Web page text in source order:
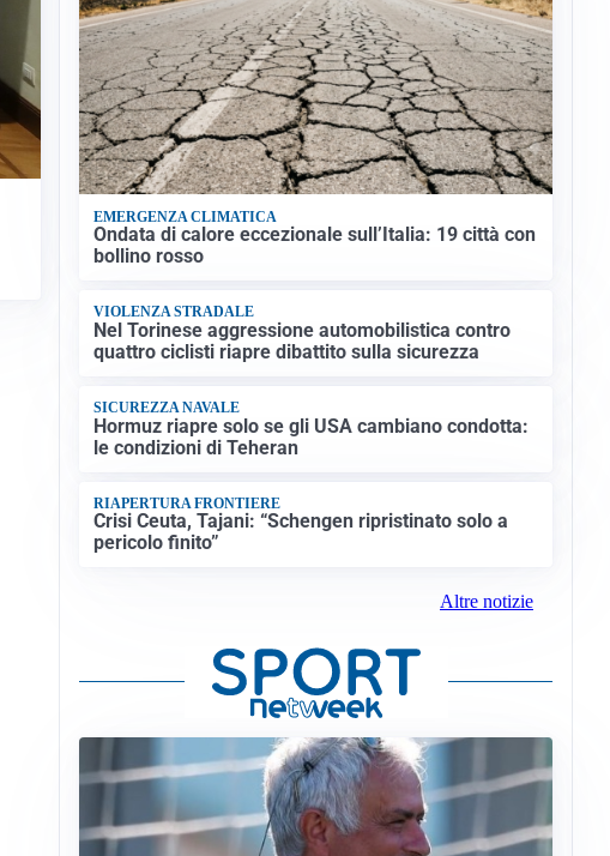
EMERGENZA CLIMATICA
Ondata di calore eccezionale sull’Italia: 19 città con
bollino rosso
VIOLENZA STRADALE
Nel Torinese aggressione automobilistica contro
quattro ciclisti riapre dibattito sulla sicurezza
SICUREZZA NAVALE
Hormuz riapre solo se gli USA cambiano condotta:
le condizioni di Teheran
RIAPERTURA FRONTIERE
Crisi Ceuta, Tajani: “Schengen ripristinato solo a
pericolo finito”
Altre notizie